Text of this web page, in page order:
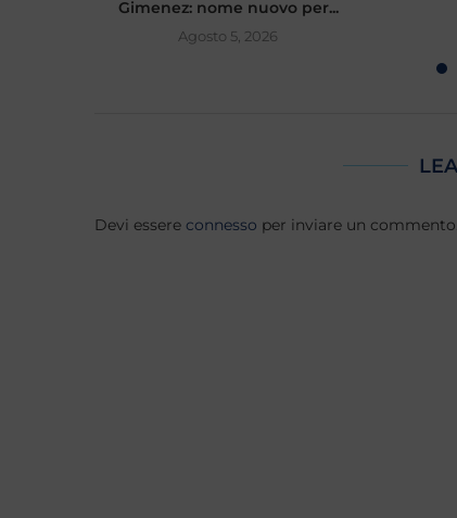
Gimenez: nome nuovo per...
Agosto 5, 2026
Devi essere connesso per inviare un commento.